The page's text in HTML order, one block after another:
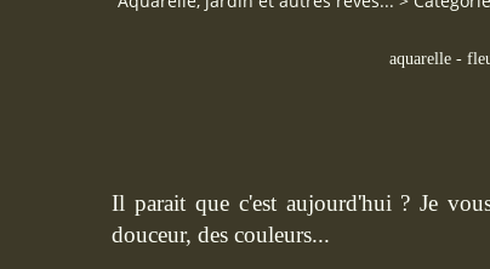
aquarelle -
Il parait que c'est aujourd'hui ? Je
douceur, des couleurs...